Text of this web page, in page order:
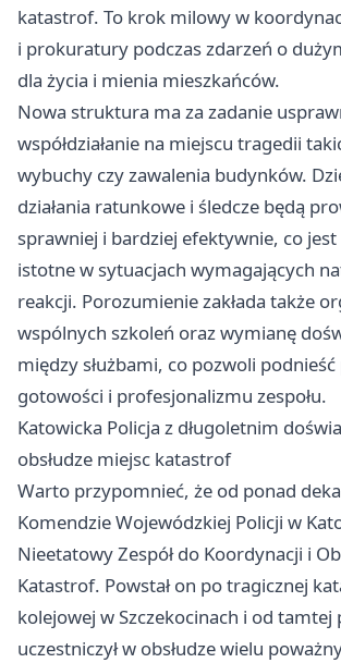
katastrof. To krok milowy w
i prokuratury podczas zdarzeń o
dla życia i mienia mieszkańców.
Nowa struktura ma za zadanie
współdziałanie na miejscu tragedii
wybuchy czy zawalenia budynków.
działania ratunkowe i śledcze będą
sprawniej i bardziej efektywnie, co
istotne w sytuacjach wymagających
reakcji. Porozumienie zakłada także
wspólnych szkoleń oraz wymianę
między służbami, co pozwoli
gotowości i profesjonalizmu zespołu.
Katowicka Policja z długoletnim
obsłudze miejsc katastrof
Warto przypomnieć, że od ponad
Komendzie Wojewódzkiej Policji w
Nieetatowy Zespół do Koordynacji i
Katastrof. Powstał on po tragicznej
kolejowej w Szczekocinach i od tamtej
uczestniczył w obsłudze wielu